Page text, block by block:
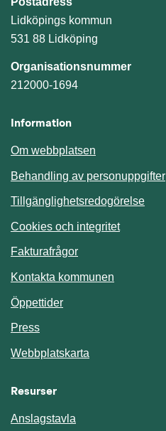
Lidköpings kommun
531 88 Lidköping
Organisationsnummer
212000-1694
Information
Om webbplatsen
Behandling av personuppgifter
Tillgänglighetsredogörelse
Cookies och integritet
Fakturafrågor
Kontakta kommunen
Öppettider
Press
Webbplatskarta
Resurser
Anslagstavla